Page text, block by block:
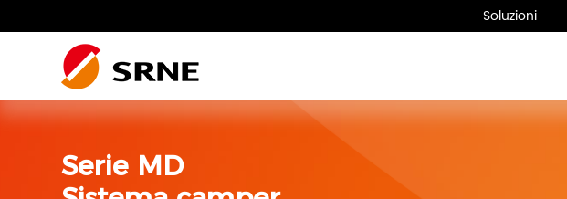
Soluzioni
Residenziale fotovoltaico Profilo
Impianto fotovoltaico residenziale
Impianto Fotovoltaico
Residenziale
Serie MD